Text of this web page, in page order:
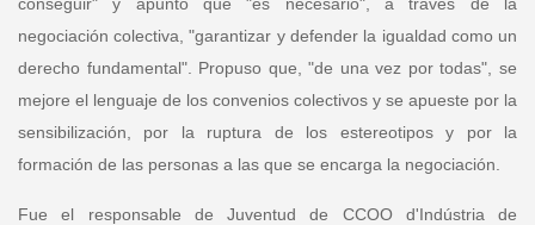
negociación colectiva, "garantizar y defender la igualdad como un
derecho fundamental". Propuso que, "de una vez por todas", se
mejore el lenguaje de los convenios colectivos y se apueste por la
sensibilización, por la ruptura de los estereotipos y por la
formación de las personas a las que se encarga la negociación.
Fue el responsable de Juventud de CCOO d'Indústria de